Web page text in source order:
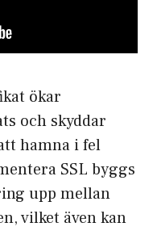
ökar
och skyddar
hamna i fel
SSL byggs
upp mellan
vilket även kan